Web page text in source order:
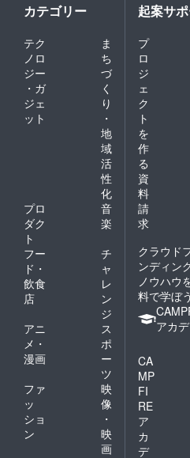
カテゴリー
テク
ノロ
ジー
・ガ
ジェ
ット
ま
ち
づ
く
り
・
地
域
活
性
化
プロ
ダク
ト
音
楽
フー
ド・
飲食
店
チ
ャ
レ
ン
ジ
アニ
メ・
漫画
ス
ポ
ー
ツ
ファ
ッ
ショ
ン
映
像
・
映
画
起案サ
プ
ロ
ジ
ェ
ク
ト
を
作
る
資
料
請
求
クラウド
ンディン
ノウハウ
料で学ぼう
アカ
CA
MP
FI
RE
ア
カ
デ